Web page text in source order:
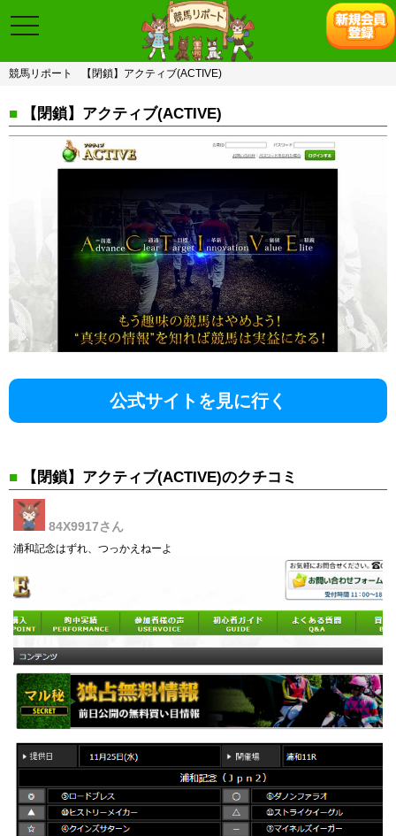
toggle
navigation
競馬リポート 【閉鎖】アクティブ(ACTIVE)
■ 【閉鎖】アクティブ(ACTIVE)
公式サイトを見に行く
■ 【閉鎖】アクティブ(ACTIVE)のクチコミ
84X9917さん
浦和記念はずれ、つっかえねーよ